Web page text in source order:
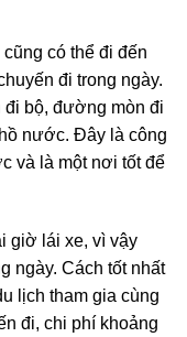
có thể đi đến
đi trong ngày.
bộ, đường mòn đi
nước. Đây là công
và là một nơi tốt để
giờ lái xe, vì vậy
ngày. Cách tốt nhất
lịch tham gia cùng
đi, chi phí khoảng